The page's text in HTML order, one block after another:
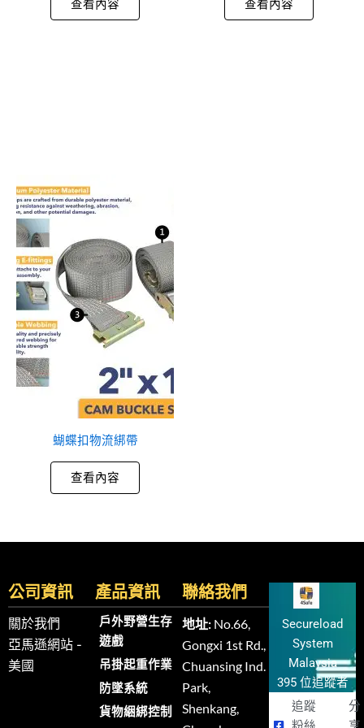
查看內容 查看內容
蝴蝶扣物流綁帶
查看內容
公司資訊
關於我們
亞馬遜網站 -
美國
產品資訊
戶外野營生存
遊戲
吊掛起重作業
防墜系統
貨物綑綁控制
聯絡我們
地址: No.66,
Gongxi 1st Rd.,
Chuansing Ind.
Park,
Shenkang,
Secureload
System
Malaysia
395 位追蹤者
追蹤
分